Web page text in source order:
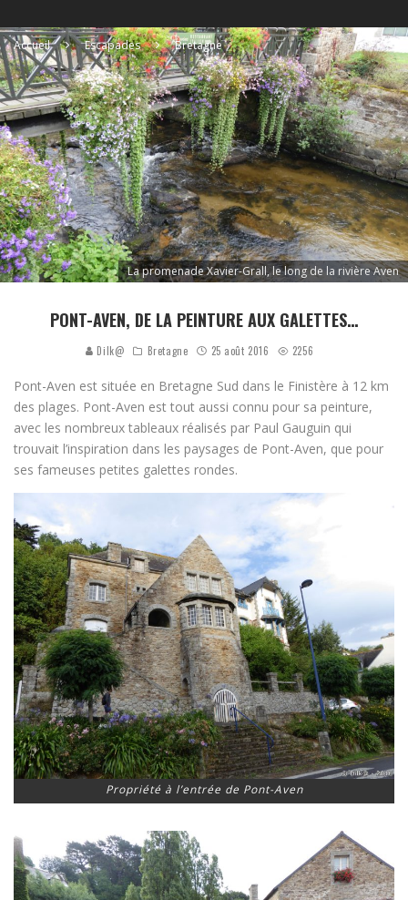
Accueil Escapades Bretagne
La promenade Xavier-Grall, le long de la rivière Aven
PONT-AVEN, DE LA PEINTURE AUX GALETTES…
Dilk@ Bretagne 25 août 2016 2256
Pont-Aven est située en Bretagne Sud dans le Finistère à 12 km
des plages. Pont-Aven est tout aussi connu pour sa peinture,
avec les nombreux tableaux réalisés par Paul Gauguin qui
trouvait l’inspiration dans les paysages de Pont-Aven, que pour
ses fameuses petites galettes rondes.
Propriété à l’entrée de Pont-Aven